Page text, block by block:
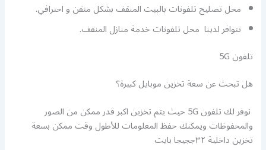
محل تصليح تلفونات بالبيت المنقف بشكل متقن و احترافي.
تتوافر لدينا محل تلفونات خدمة منازل المنقف.
تلفون 5G
هل تبحث عن سعة تخزين موبايل كبيرة؟
نوفر لك تلفون 5G حيث يتم تخزين اكبر قدر ممكن من الصور
والمحفوظات ويمكنك حفظ المعلومات للأطول وقت ممكن بسعة
تخزين داخلية ٣٢ججيجا بايت